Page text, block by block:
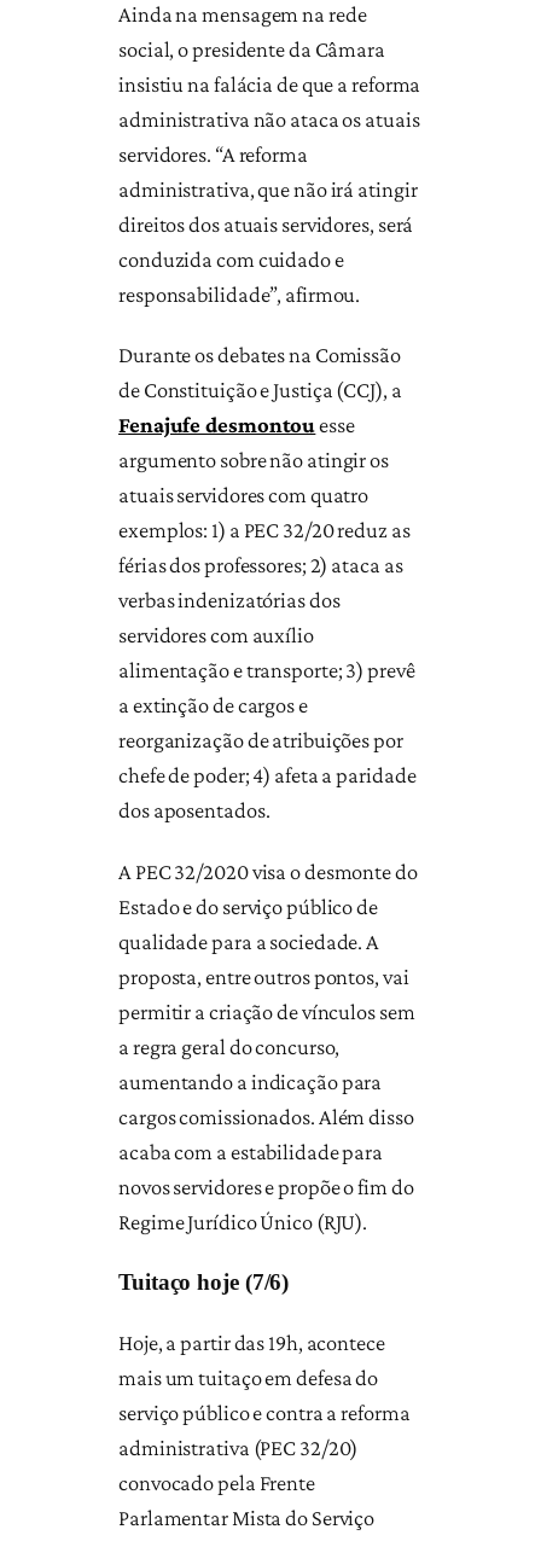
Ainda na mensagem na rede
social, o presidente da Câmara
insistiu na falácia de que a reforma
administrativa não ataca os atuais
servidores. “A reforma
administrativa, que não irá atingir
direitos dos atuais servidores, será
conduzida com cuidado e
responsabilidade”, afirmou.
Durante os debates na Comissão
de Constituição e Justiça (CCJ), a
Fenajufe desmontouesse
argumento sobre não atingir os
atuais servidores com quatro
exemplos: 1) a PEC 32/20 reduz as
férias dos professores; 2) ataca as
verbas indenizatórias dos
servidores com auxílio
alimentação e transporte; 3) prevê
a extinção de cargos e
reorganização de atribuições por
chefe de poder; 4) afeta a paridade
dos aposentados.
A PEC 32/2020 visa o desmonte do
Estado e do serviço público de
qualidade para a sociedade. A
proposta, entre outros pontos, vai
permitir a criação de vínculos sem
a regra geral do concurso,
aumentando a indicação para
cargos comissionados. Além disso
acaba com a estabilidade para
novos servidores e propõe o fim do
Regime Jurídico Único (RJU).
Tuitaço hoje (7/6)
Hoje, a partir das 19h, acontece
mais um tuitaço em defesa do
serviço público e contra a reforma
administrativa (PEC 32/20)
convocado pela Frente
Parlamentar Mista do Serviço